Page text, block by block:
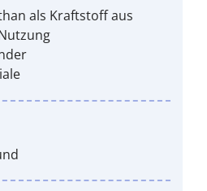
als Kraftstoff aus